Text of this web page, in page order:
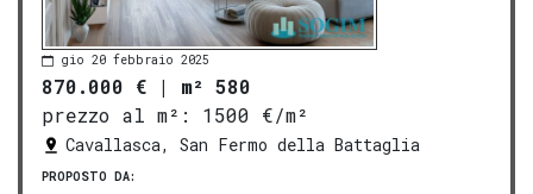
gio 20 febbraio 2025
870.000 € | m² 580
prezzo al m²:
1500 €/m²
Cavallasca, San Fermo della Battaglia
PROPOSTO DA: